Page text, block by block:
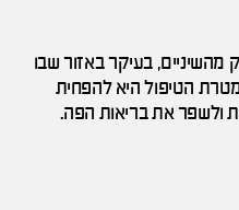
בעיקר באזור שבו
הטיפול היא להפחית
ולשפר את בריאות הפה.